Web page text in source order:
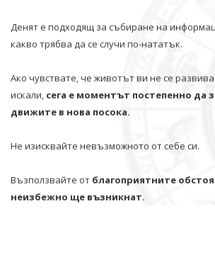
Денят е подходящ за събиране на
какво трябва да се случи по-нататък.
Ако чувствате, че животът ви не се
искали, сега е моментът постепенно да
движите в нова посока.
Не изисквайте невъзможното от себе си.
Възползвайте от благоприятните
неизбежно ще възникнат.